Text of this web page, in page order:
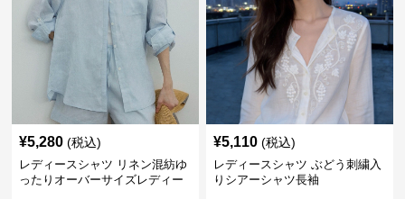
¥5,280 (税込)
レディースシャツ リネン混紡ゆ
ったりオーバーサイズレディー
¥5,110 (税込)
レディースシャツ ぶどう刺繍入
りシアーシャツ長袖